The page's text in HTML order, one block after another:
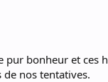
pur bonheur et ces
de nos tentatives.